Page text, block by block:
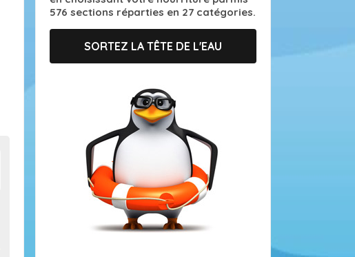
576 sections réparties en 27 catégories.
SORTEZ LA TÊTE DE L'EAU